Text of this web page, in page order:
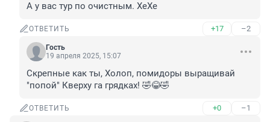
А у вас тур по очистным. ХеХе
ОТВЕТИТЬ +17 –2
Гость
19 апреля 2025, 15:07
Скрепные как ты, Холоп, помидоры выращивай
"попой" Кверху га грядках! 🤣😂🤣
ОТВЕТИТЬ +0 –1